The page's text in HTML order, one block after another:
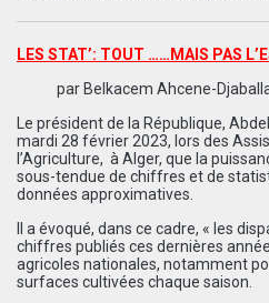
LES STAT’: TOUT ……MAIS PAS
par Belkacem Ahcene-
Le président de la République,
mardi 28 février 2023, lors des
l’Agriculture, à Alger, que la
sous-tendue de chiffres et de
données approximatives.
Il a évoqué, dans ce cadre, « les
chiffres publiés ces dernières
agricoles nationales, notamment
surfaces cultivées chaque saison.